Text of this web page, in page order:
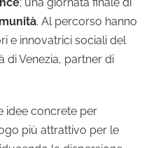
. Al percorso hanno
e innovatrici sociali del
di Venezia, partner di
idee concrete per
più attrattivo per le